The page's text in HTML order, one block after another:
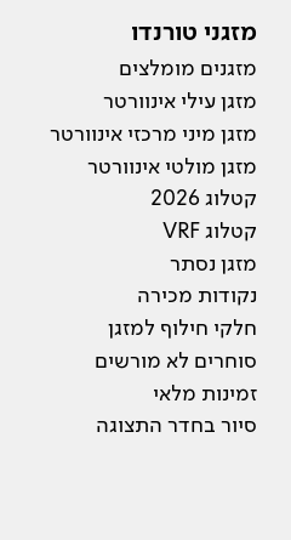
מזגני טורנדו
מזגנים מומלצים
מזגן עילי אינוורטר
מזגן מיני מרכזי אינוורטר
מזגן מולטי אינוורטר
קטלוג 2026
קטלוג VRF
מזגן נסתר
נקודות מכירה
חלקי חילוף למזגן
סוחרים לא מורשים
זמינות מלאי
סיור בחדר התצוגה